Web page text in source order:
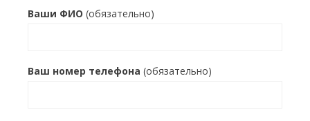
Ваши ФИО (обязательно)
Ваш номер телефона (обязательно)